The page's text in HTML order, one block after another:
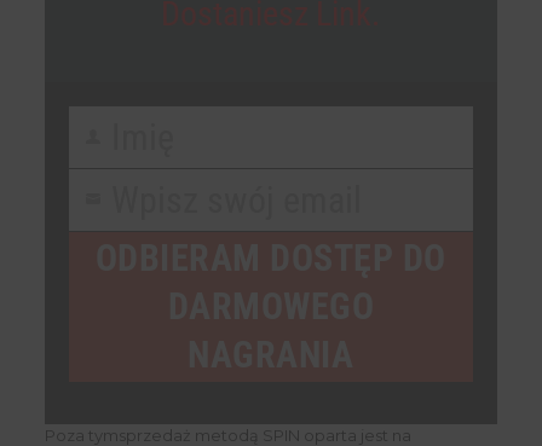
Poza tymsprzedaż metodą SPIN oparta jest na